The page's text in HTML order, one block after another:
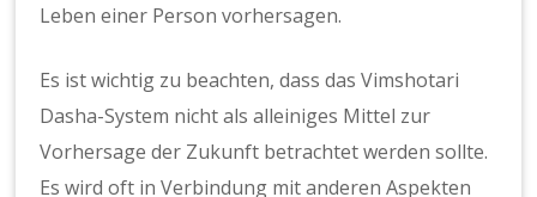
Leben einer Person vorhersagen.
Es ist wichtig zu beachten, dass das Vimshotari
Dasha-System nicht als alleiniges Mittel zur
Vorhersage der Zukunft betrachtet werden sollte.
Es wird oft in Verbindung mit anderen Aspekten